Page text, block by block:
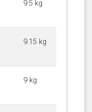
9.5 kg
9.15 kg
9 kg